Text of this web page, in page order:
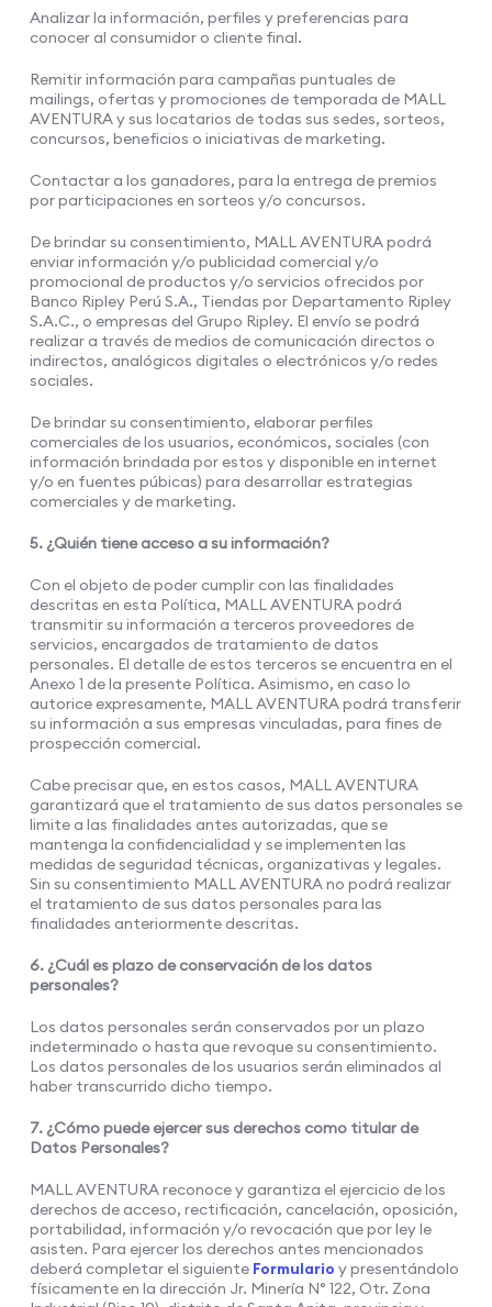
Analizar la información, perfiles y preferencias para
conocer al consumidor o cliente final.
Remitir información para campañas puntuales de
mailings, ofertas y promociones de temporada de MALL
AVENTURA y sus locatarios de todas sus sedes, sorteos,
concursos, beneficios o iniciativas de marketing.
Contactar a los ganadores, para la entrega de premios
por participaciones en sorteos y/o concursos.
De brindar su consentimiento, MALL AVENTURA podrá
enviar información y/o publicidad comercial y/o
promocional de productos y/o servicios ofrecidos por
Banco Ripley Perú S.A., Tiendas por Departamento Ripley
S.A.C., o empresas del Grupo Ripley. El envío se podrá
realizar a través de medios de comunicación directos o
indirectos, analógicos digitales o electrónicos y/o redes
sociales.
De brindar su consentimiento, elaborar perfiles
comerciales de los usuarios, económicos, sociales (con
información brindada por estos y disponible en internet
y/o en fuentes púbicas) para desarrollar estrategias
comerciales y de marketing.
5. ¿Quién tiene acceso a su información?
Con el objeto de poder cumplir con las finalidades
descritas en esta Política, MALL AVENTURA podrá
transmitir su información a terceros proveedores de
servicios, encargados de tratamiento de datos
personales. El detalle de estos terceros se encuentra en el
Anexo 1 de la presente Política. Asimismo, en caso lo
autorice expresamente, MALL AVENTURA podrá transferir
su información a sus empresas vinculadas, para fines de
prospección comercial.
Cabe precisar que, en estos casos, MALL AVENTURA
garantizará que el tratamiento de sus datos personales se
limite a las finalidades antes autorizadas, que se
mantenga la confidencialidad y se implementen las
medidas de seguridad técnicas, organizativas y legales.
Sin su consentimiento MALL AVENTURA no podrá realizar
el tratamiento de sus datos personales para las
finalidades anteriormente descritas.
6. ¿Cuál es plazo de conservación de los datos
personales?
Los datos personales serán conservados por un plazo
indeterminado o hasta que revoque su consentimiento.
Los datos personales de los usuarios serán eliminados al
haber transcurrido dicho tiempo.
7. ¿Cómo puede ejercer sus derechos como titular de
Datos Personales?
MALL AVENTURA reconoce y garantiza el ejercicio de los
derechos de acceso, rectificación, cancelación, oposición,
portabilidad, información y/o revocación que por ley le
asisten. Para ejercer los derechos antes mencionados
deberá completar el siguiente Formulario y presentándolo
físicamente en la dirección Jr. Minería N° 122, Otr. Zona